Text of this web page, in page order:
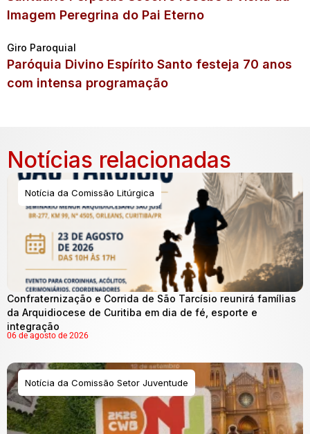
Imagem Peregrina do Pai Eterno
Giro Paroquial
Paróquia Divino Espírito Santo festeja 70 anos
com intensa programação
Notícias relacionadas
Notícia da Comissão Litúrgica
Confraternização e Corrida de São Tarcísio reunirá famílias
da Arquidiocese de Curitiba em dia de fé, esporte e
integração
06 de agosto de 2026
Notícia da Comissão Setor Juventude